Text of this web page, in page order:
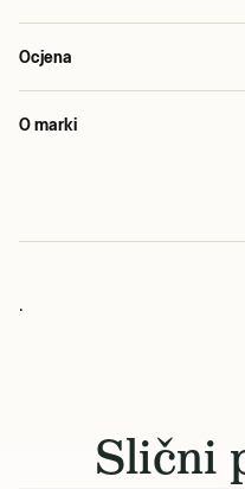
Ocjena
O marki
.
Slični